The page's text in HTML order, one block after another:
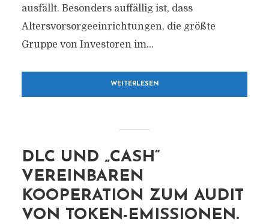
ausfällt. Besonders auffällig ist, dass
Altersvorsorgeeinrichtungen, die größte
Gruppe von Investoren im...
WEITERLESEN
DLC UND „CASH“
VEREINBAREN
KOOPERATION ZUM AUDIT
VON TOKEN-EMISSIONEN.